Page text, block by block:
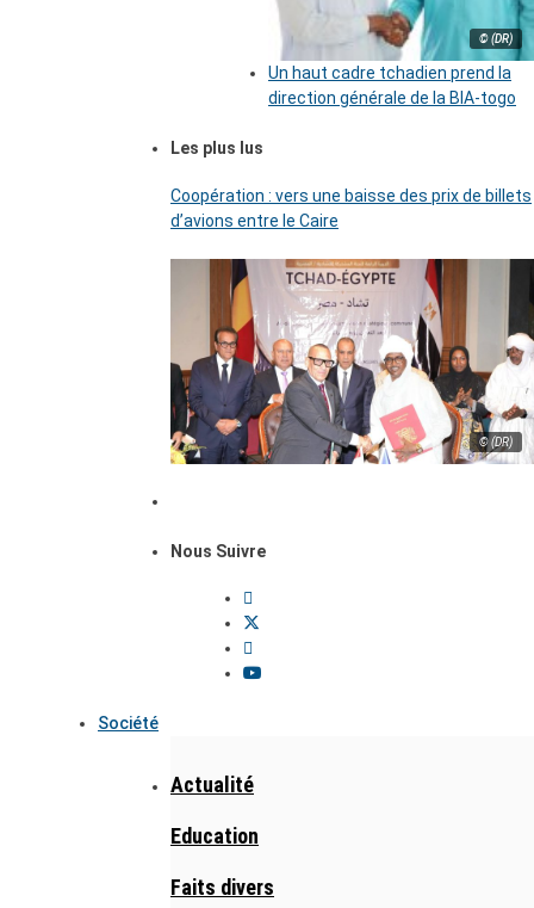
© (DR)
Un haut cadre tchadien prend la
direction générale de la BIA-togo
Les plus lus
Coopération : vers une baisse des prix de billets
d’avions entre le Caire
© (DR)
Nous Suivre
Société
Actualité
Education
Faits divers